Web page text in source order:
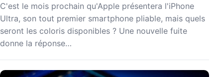
C'est le mois prochain qu'Apple présentera l'iPhone
Ultra, son tout premier smartphone pliable, mais quels
seront les coloris disponibles ? Une nouvelle fuite
donne la réponse…